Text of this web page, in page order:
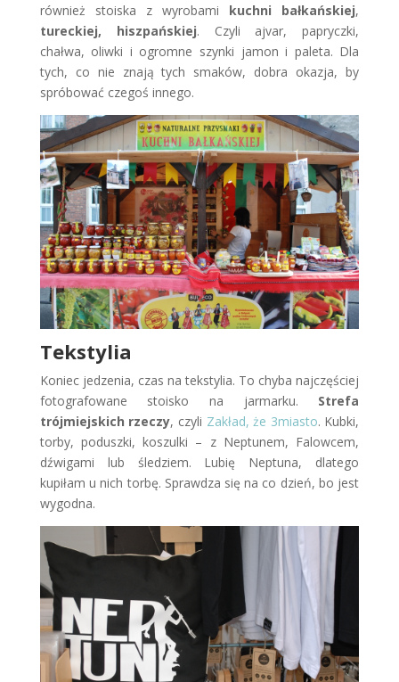
również stoiska z wyrobami kuchni bałkańskiej,
tureckiej, hiszpańskiej. Czyli ajvar, papryczki,
chałwa, oliwki i ogromne szynki jamon i paleta. Dla
tych, co nie znają tych smaków, dobra okazja, by
spróbować czegoś innego.
Tekstylia
Koniec jedzenia, czas na tekstylia. To chyba najczęściej
fotografowane stoisko na jarmarku. Strefa
trójmiejskich rzeczy, czyli Zakład, że 3miasto. Kubki,
torby, poduszki, koszulki – z Neptunem, Falowcem,
dźwigami lub śledziem. Lubię Neptuna, dlatego
kupiłam u nich torbę. Sprawdza się na co dzień, bo jest
wygodna.